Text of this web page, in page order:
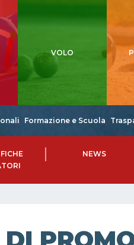
VOLO
Formazione e Scuola
NEWS